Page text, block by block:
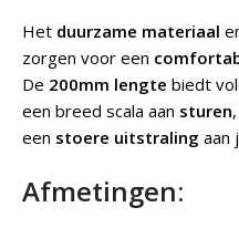
Het duurzame materiaal
zorgen voor een
De 200mm lengte biedt
een breed scala aan sturen
een stoere uitstraling aan
Afmetingen: